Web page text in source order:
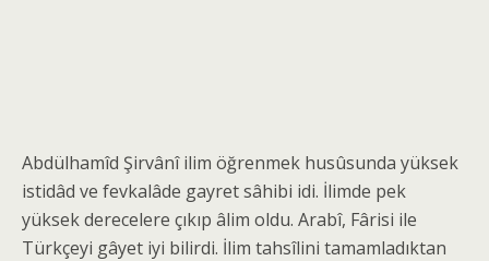
Abdülhamîd Şirvânî ilim öğrenmek husûsunda yüksek
istidâd ve fevkalâde gayret sâhibi idi. İlimde pek
yüksek derecelere çıkıp âlim oldu. Arabî, Fârisi ile
Türkçeyi gâyet iyi bilirdi. İlim tahsîlini tamamladıktan